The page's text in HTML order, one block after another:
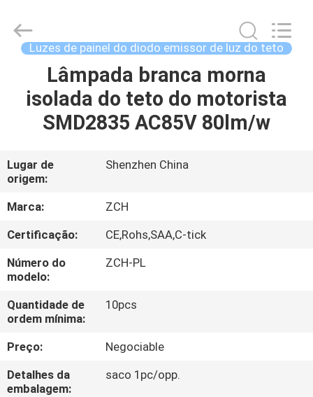
CASA
PRODUTOS
SOBRE
NÓS
EXCURSÃO
DA
FÁBRICA
CONTROLE
DA
QUALIDADE
2026
Technology
Reserved.
Luzes de painel do diodo emissor de luz do teto
Lâmpada branca morna
isolada do teto do motorista
SMD2835 AC85V 80lm/w
Lugar de
origem:
Shenzhen China
Marca:
ZCH
Certificação:
CE,Rohs,SAA,C-tick
Número do
modelo:
ZCH-PL
Quantidade de
ordem mínima:
10pcs
Preço:
Negociable
Detalhes da
embalagem:
saco 1pc/opp.